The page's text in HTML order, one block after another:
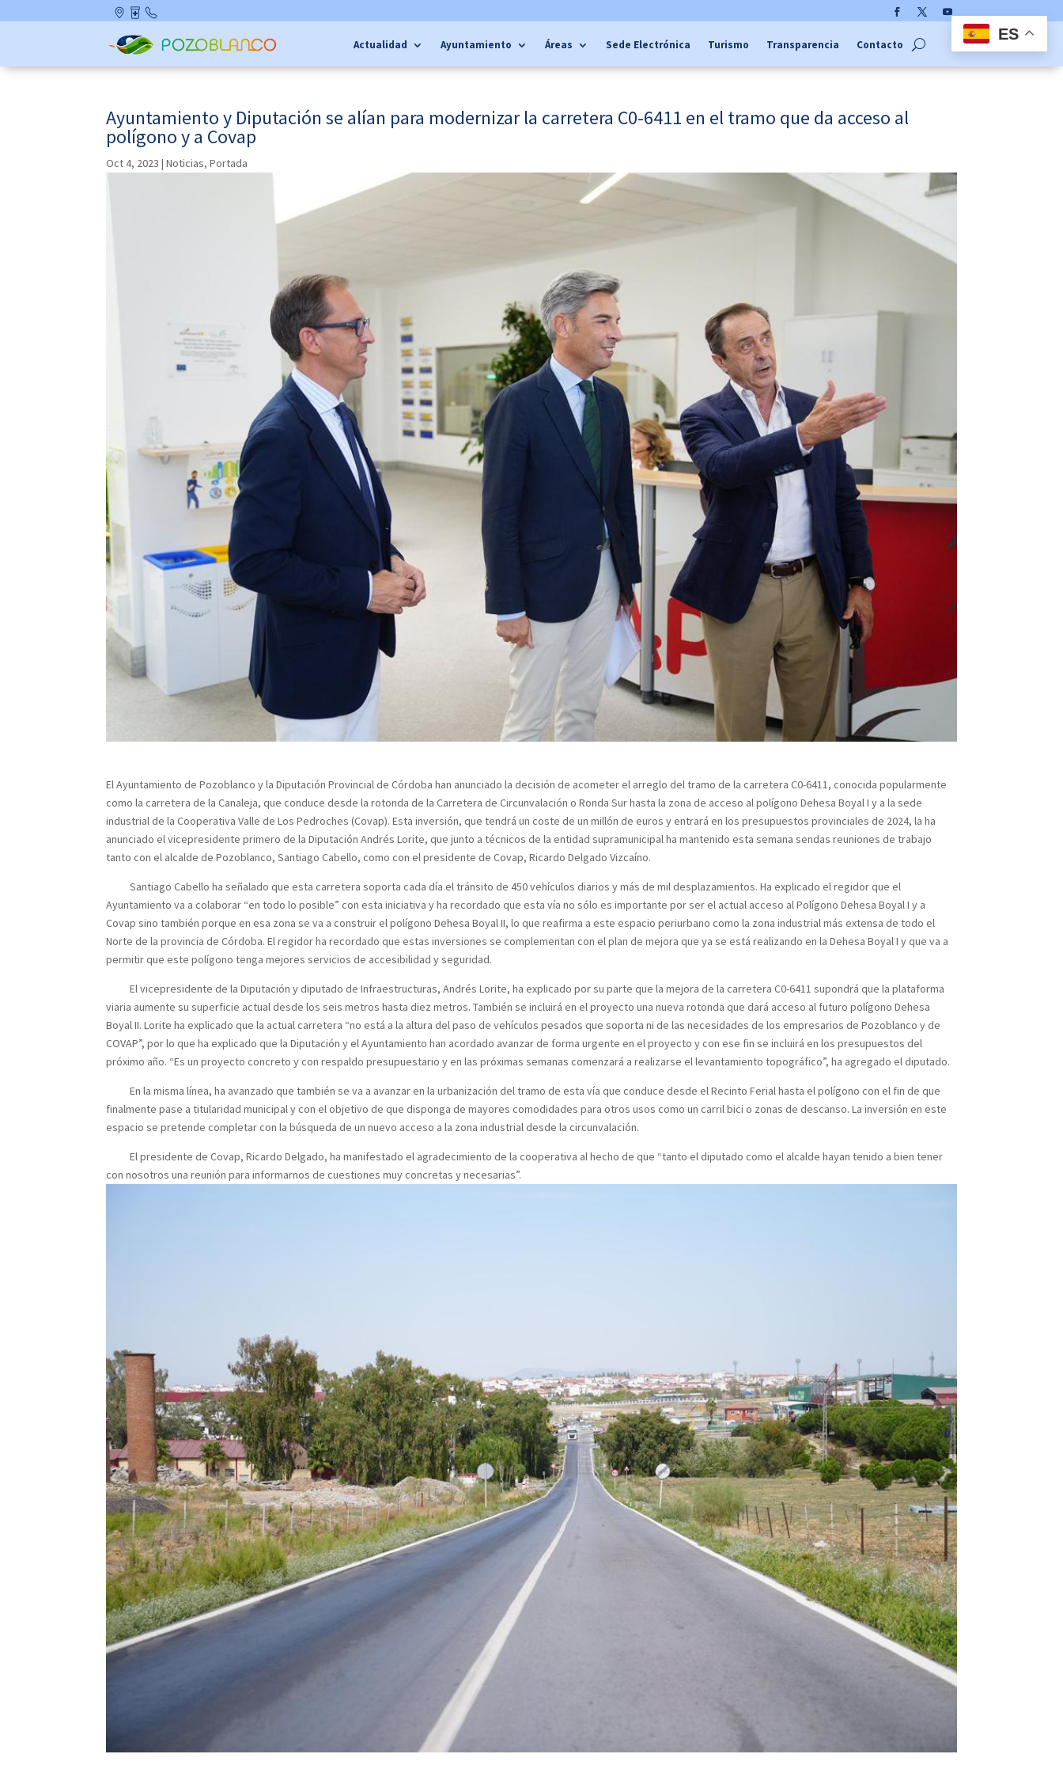
to
Ubicació
n
Farmaci
as de
Contact
o
YouTube
Actualidad
Ayuntamiento Áreas Sede Electrónica Turismo Transparencia Contacto
Ayuntamiento y Diputación se alían para modernizar la carretera C0-6411 en el tramo que da acceso al
polígono y a Covap
Oct 4, 2023 |Noticias,Portada
El Ayuntamiento de Pozoblanco y la Diputación Provincial de Córdoba han anunciado la decisión de acometer el arreglo del tramo de la carretera C0-6411, conocida popularmente
como la carretera de la Canaleja, que conduce desde la rotonda de la Carretera de Circunvalación o Ronda Sur hasta la zona de acceso al polígono Dehesa Boyal I y a la sede
industrial de la Cooperativa Valle de Los Pedroches (Covap). Esta inversión, que tendrá un coste de un millón de euros y entrará en los presupuestos provinciales de 2024, la ha
anunciado el vicepresidente primero de la Diputación Andrés Lorite, que junto a técnicos de la entidad supramunicipal ha mantenido esta semana sendas reuniones de trabajo
tanto con el alcalde de Pozoblanco, Santiago Cabello, como con el presidente de Covap, Ricardo Delgado Vizcaíno.
Santiago Cabello ha señalado que esta carretera soporta cada día el tránsito de 450 vehículos diarios y más de mil desplazamientos. Ha explicado el regidor que el
Ayuntamiento va a colaborar “en todo lo posible” con esta iniciativa y ha recordado que esta vía no sólo es importante por ser el actual acceso al Polígono Dehesa Boyal I y a
Covap sino también porque en esa zona se va a construir el polígono Dehesa Boyal II, lo que reafirma a este espacio periurbano como la zona industrial más extensa de todo el
Norte de la provincia de Córdoba. El regidor ha recordado que estas inversiones se complementan con el plan de mejora que ya se está realizando en la Dehesa Boyal I y que va a
permitir que este polígono tenga mejores servicios de accesibilidad y seguridad.
El vicepresidente de la Diputación y diputado de Infraestructuras, Andrés Lorite, ha explicado por su parte que la mejora de la carretera C0-6411 supondrá que la plataforma
viaria aumente su superficie actual desde los seis metros hasta diez metros. También se incluirá en el proyecto una nueva rotonda que dará acceso al futuro polígono Dehesa
Boyal II. Lorite ha explicado que la actual carretera “no está a la altura del paso de vehículos pesados que soporta ni de las necesidades de los empresarios de Pozoblanco y de
COVAP”, por lo que ha explicado que la Diputación y el Ayuntamiento han acordado avanzar de forma urgente en el proyecto y con ese fin se incluirá en los presupuestos del
próximo año. “Es un proyecto concreto y con respaldo presupuestario y en las próximas semanas comenzará a realizarse el levantamiento topográfico”, ha agregado el diputado.
En la misma línea, ha avanzado que también se va a avanzar en la urbanización del tramo de esta vía que conduce desde el Recinto Ferial hasta el polígono con el fin de que
finalmente pase a titularidad municipal y con el objetivo de que disponga de mayores comodidades para otros usos como un carril bici o zonas de descanso. La inversión en este
espacio se pretende completar con la búsqueda de un nuevo acceso a la zona industrial desde la circunvalación.
El presidente de Covap, Ricardo Delgado, ha manifestado el agradecimiento de la cooperativa al hecho de que “tanto el diputado como el alcalde hayan tenido a bien tener
con nosotros una reunión para informarnos de cuestiones muy concretas y necesarias”.
ES